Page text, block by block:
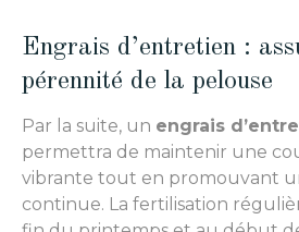
Engrais d’entretien :
pérennité de la pelouse
Par la suite, un engrais
permettra de maintenir une
vibrante tout en promouvant
continue. La fertilisation